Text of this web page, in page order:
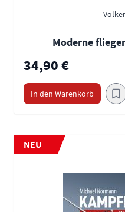
Moderne
34,90 €
In den Warenkorb
NEU